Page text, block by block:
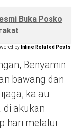
Buka Posko
by Inline Related Posts
Benyamin
bawang dan
kalau
dilakukan
hari melalui